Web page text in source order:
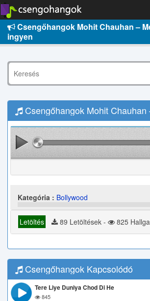
Csengőhangok Mohit Chauhan –
ingyen
Csengőhangok Mohit Chauhan –
Kategória : Bollywood
Letöltés 89 Letöltések - 825
Csengőhangok Kapcsolódó
Tere Liye Duniya Chod Di He
845